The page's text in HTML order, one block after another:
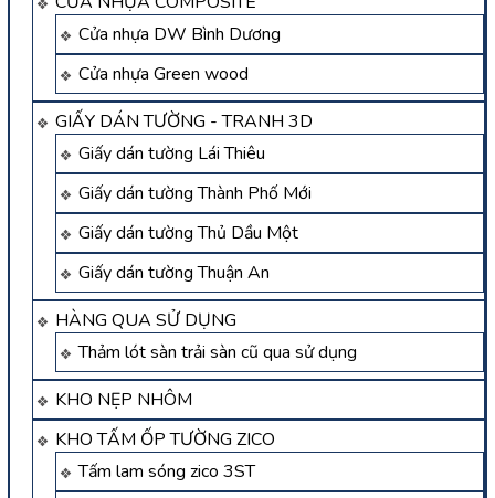
Cửa nhựa DW Bình Dương
Cửa nhựa Green wood
GIẤY DÁN TƯỜNG - TRANH 3D
Giấy dán tường Lái Thiêu
Giấy dán tường Thành Phố Mới
Giấy dán tường Thủ Dầu Một
Giấy dán tường Thuận An
HÀNG QUA SỬ DỤNG
Thảm lót sàn trải sàn cũ qua sử dụng
KHO NẸP NHÔM
KHO TẤM ỐP TƯỜNG ZICO
Tấm lam sóng zico 3ST